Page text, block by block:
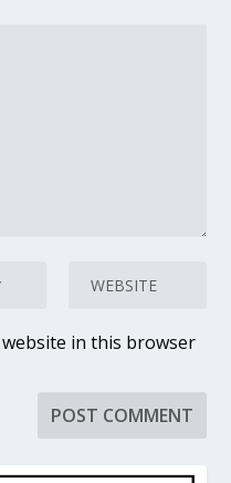
website in this browser